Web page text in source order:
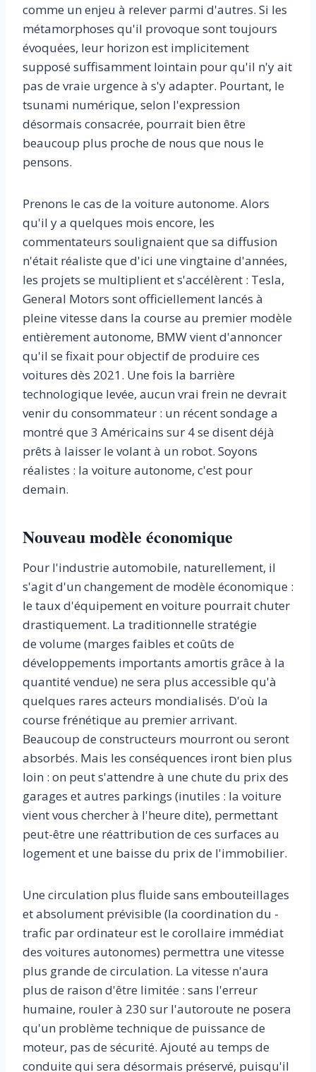
comme un enjeu à relever parmi d'autres. Si les
métamorphoses qu'il provoque sont toujours
évoquées, leur horizon est implicitement
supposé suffisamment lointain pour qu'il n'y ait
pas de vraie urgence à s'y adapter. Pourtant, le
tsunami numérique, selon l'expression
désormais consacrée, pourrait bien être
beaucoup plus proche de nous que nous le
pensons.
Prenons le cas de la voiture autonome. Alors
qu'il y a quelques mois encore, les
commentateurs soulignaient que sa diffusion
n'était réaliste que d'ici une vingtaine d'années,
les projets se multiplient et s'accélèrent : Tesla,
General Motors sont officiellement lancés à
pleine vitesse dans la course au premier modèle
entièrement autonome, BMW vient d'annoncer
qu'il se fixait pour objectif de produire ces
voitures dès 2021. Une fois la barrière
technologique levée, aucun vrai frein ne devrait
venir du consommateur : un récent sondage a
montré que 3 Américains sur 4 se disent déjà
prêts à laisser le volant à un robot. Soyons
réalistes : la voiture autonome, c'est pour
demain.
Nouveau modèle économique
Pour l'industrie automobile, naturellement, il
s'agit d'un changement de modèle économique :
le taux d'équipement en voiture pourrait chuter
drastiquement. La traditionnelle stratégie
de volume (marges faibles et coûts de
développements importants amortis grâce à la
quantité vendue) ne sera plus accessible qu'à
quelques rares acteurs mondialisés. D'où la
course frénétique au premier arrivant.
Beaucoup de construc­teurs mourront ou seront
absorbés. Mais les conséquences iront bien plus
loin : on peut s'attendre à une chute du prix des
garages et autres parkings (inutiles : la voiture
vient vous chercher à l'heure dite), permettant
peut-être une réattribution de ces sur­faces au
logement et une baisse du prix de l'immobilier.
Une circulation plus fluide sans embouteillages
et absolument prévisible (la coordination du ­
trafic par ordinateur est le corollaire immédiat
des voitures autonomes) permettra une vitesse
plus grande de circulation. La vitesse n'aura
plus de raison d'être limitée : sans l'erreur
humaine, rouler à 230 sur l'autoroute ne posera
qu'un problème technique de puissance de
moteur, pas de sécurité. Ajouté au temps de
conduite qui sera désormais préservé, puisqu'il